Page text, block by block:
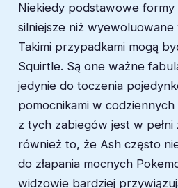
Niekiedy podstawowe formy
silniejsze niż wyewoluowane
Takimi przypadkami mogą
Squirtle. Są one ważne
jedynie do toczenia
pomocnikami w
z tych zabiegów jest w pełni
również to, że Ash często
do złapania mocnych
widzowie bardziej